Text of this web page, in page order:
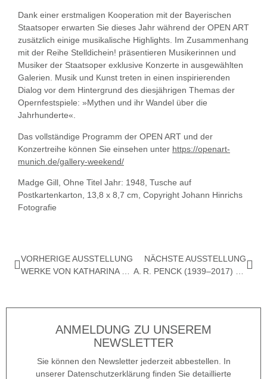
Dank einer erstmaligen Kooperation mit der Bayerischen
Staatsoper erwarten Sie dieses Jahr während der OPEN ART
zusätzlich einige musikalische Highlights. Im Zusammenhang
mit der Reihe Stelldichein! präsentieren Musikerinnen und
Musiker der Staatsoper exklusive Konzerte in ausgewählten
Galerien. Musik und Kunst treten in einen inspirierenden
Dialog vor dem Hintergrund des diesjährigen Themas der
Opernfestspiele: »Mythen und ihr Wandel über die
Jahrhunderte«.
Das vollständige Programm der OPEN ART und der
Konzertreihe können Sie einsehen unter https://openart-
munich.de/gallery-weekend/
Madge Gill, Ohne Titel Jahr: 1948, Tusche auf
Postkartenkarton, 13,8 x 8,7 cm, Copyright Johann Hinrichs
Fotografie
VORHERIGE AUSSTELLUNG
NÄCHSTE AUSSTELLUNG
ANMELDUNG ZU UNSEREM
NEWSLETTER
Sie können den Newsletter jederzeit abbestellen. In
unserer Datenschutzerklärung finden Sie detaillierte